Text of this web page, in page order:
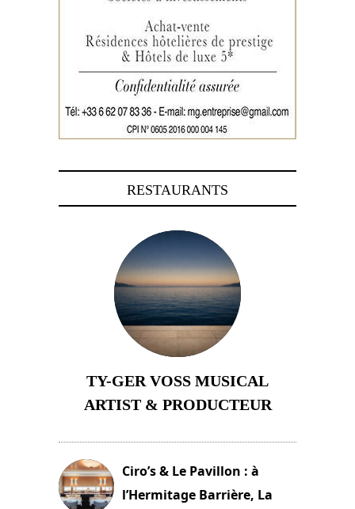
RESTAURANTS
TY-GER VOSS MUSICAL
ARTIST & PRODUCTEUR
Ciro’s & Le Pavillon : à
l’Hermitage Barrière, La